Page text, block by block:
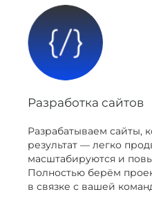
Разработка сайтов
Разрабатываем сайты,
результат — легко
масштабируются и
Полностью берём
в связке с вашей